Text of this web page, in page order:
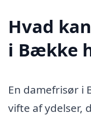
Hvad
i Bække
En damefrisør i
vifte af ydelser,